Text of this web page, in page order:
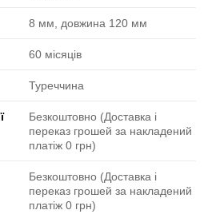
8 мм, довжина 120 мм
60 місяців
Туреччина
Безкоштовно (Доставка і
переказ грошей за накладений
платіж 0 грн)
Безкоштовно (Доставка і
переказ грошей за накладений
платіж 0 грн)